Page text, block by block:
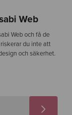
Web
Web och få de
du inte att
och säkerhet.